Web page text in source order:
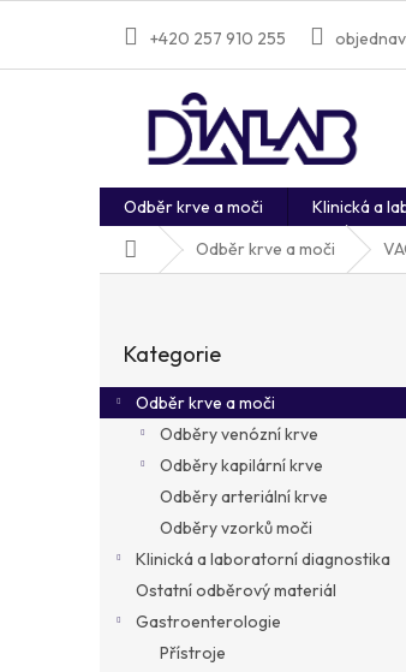
+420 257 910 255
Odběr krve a moči Klinická a
Domů Odběr krve a moči
r
a
kategorie
Kategorie
Odběr krve a moči
Odběry venózní krve
Odběry kapilární krve
Odběry arteriální krve
Odběry vzorků moči
Klinická a laboratorní diagnostika
Ostatní odběrový materiál
Gastroenterologie
Přístroje